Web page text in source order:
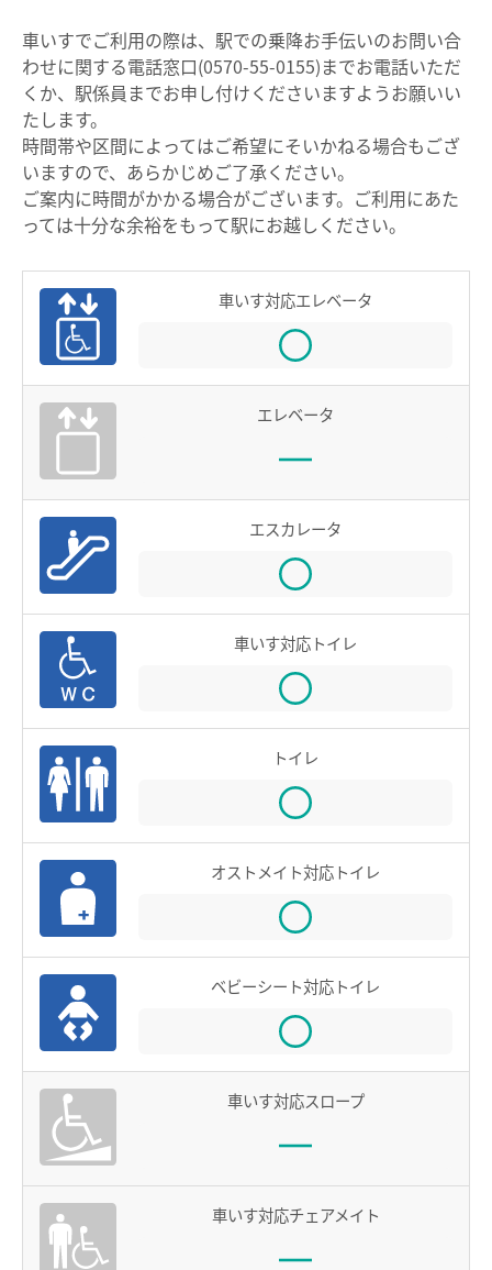
電車沿線ハイキング
歩いて巡拝（まいる）知多四国
お知らせ一覧
企業情報
IR情報
採用情報
manaca
manacaとは？
manacaの特長
manacaの種類
manacaを買う
manacaを購入する
manaca定期券を購入する
manacaにチャージする
manaca取扱窓口
鉄道・バスで使う
ご利用いただけるエリア
鉄道で使う
鉄道での使い方
鉄道の運賃計算
きっぷを購入する
特殊な改札口のご利用方法
バスでの使い方
お買物＆フード
法人・店舗のお客様
名鉄グループ
車いすでご利用の際は、駅での乗降お手伝いのお問い合
わせに関する電話窓口(0570-55-0155)までお電話いただ
くか、駅係員までお申し付けくださいますようお願いい
たします。
時間帯や区間によってはご希望にそいかねる場合もござ
いますので、あらかじめご了承ください。
ご案内に時間がかかる場合がございます。ご利用にあた
っては十分な余裕をもって駅にお越しください。
車いす対応エレベータ
エレベータ
エスカレータ
車いす対応トイレ
トイレ
オストメイト対応トイレ
ベビーシート対応トイレ
車いす対応スロープ
車いす対応チェアメイト